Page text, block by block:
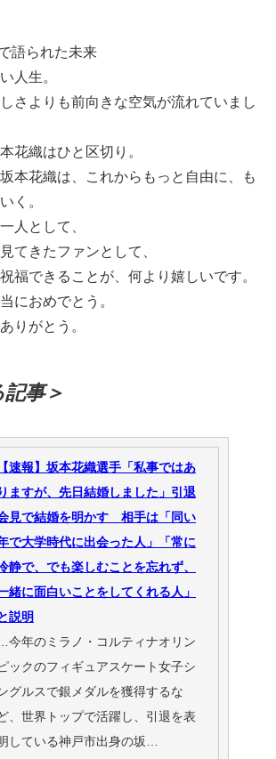
語られた未来
人生。
さよりも前向きな空気が流れていまし
花織はひと区切り。
本花織は、これからもっと自由に、も
く。
人として、
てきたファンとして、
福できることが、何より嬉しいです。
におめでとう。
りがとう。
記事＞
【速報】坂本花織選手「私事ではあ
りますが、先日結婚しました」引退
見で結婚を明かす 相手は「同い
で大学時代に出会った人」「常に
静で、でも楽しむことを忘れず、
緒に面白いことをしてくれる人」
説明
…今年のミラノ・コルティナオリン
ックのフィギュアスケート女子シ
グルスで銀メダルを獲得するな
、世界トップで活躍し、引退を表
している神戸市出身の坂…